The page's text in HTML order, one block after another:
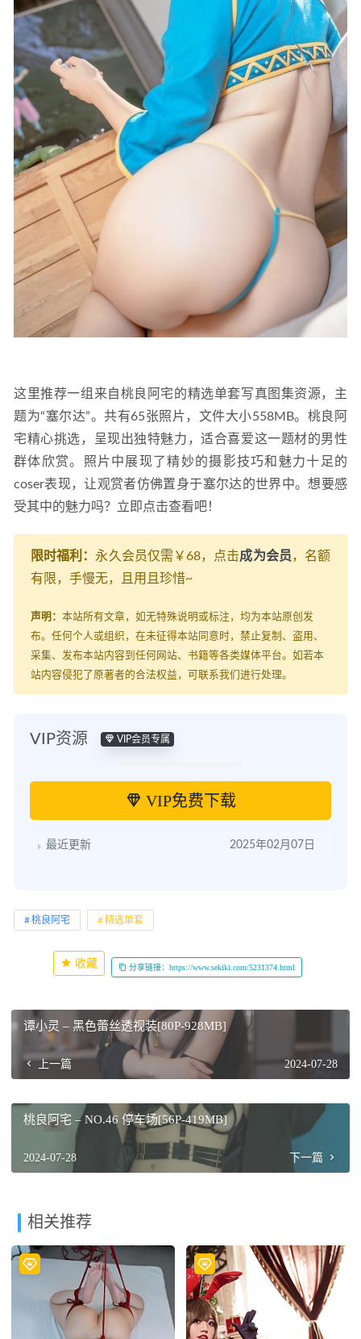
这里推荐一组来自桃良阿宅的精选单套写真图集资源，主
题为“塞尔达”。共有65张照片，文件大小558MB。桃良阿
宅精心挑选，呈现出独特魅力，适合喜爱这一题材的男性
群体欣赏。照片中展现了精妙的摄影技巧和魅力十足的
coser表现，让观赏者仿佛置身于塞尔达的世界中。想要感
受其中的魅力吗？立即点击查看吧！
限时福利： 永久会员仅需￥68，点击成为会员，名额
有限，手慢无，且用且珍惜~
声明： 本站所有文章，如无特殊说明或标注，均为本站原创发
布。任何个人或组织，在未征得本站同意时，禁止复制、盗用、
采集、发布本站内容到任何网站、书籍等各类媒体平台。如若本
站内容侵犯了原著者的合法权益，可联系我们进行处理。
VIP资源 VIP会员专属
VIP免费下载
最近更新 2025年02月07日
桃良阿宅 精选单套
收藏 分享链接：https://www.sekiki.com/5231374.html
谭小灵 – 黑色蕾丝透视装[80P-928MB]
上一篇 2024-07-28
桃良阿宅 – NO.46 停车场[56P-419MB]
2024-07-28 下一篇
相关推荐